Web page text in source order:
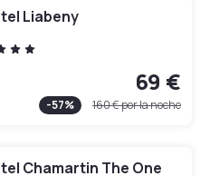
Liabeny
69 €
-57% 160 €por la noche
Chamartin The One